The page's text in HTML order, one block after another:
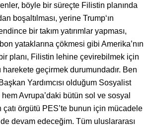
böyle bir süreçte Filistin planında
boşaltılması, yerine Trump‘ın
bir takım yatırımlar yapması,
yataklarına çökmesi gibi Amerika’nın
bir planı, Filistin lehine çevirebilmek için
geçirmek durumundadır. Ben
Yardımcısı olduğum Sosyalist
Avrupa’daki bütün sol ve sosyal
örgütü PES’te bunun için mücadele
devam edeceğim. Tüm uluslararası